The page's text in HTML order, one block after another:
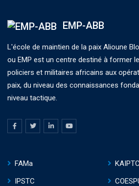
EMP-ABB
L'école de maintien de la paix Alioune
ou EMP est un centre destiné à former
policiers et militaires africains aux
paix, du niveau des connaissances
niveau tactique.
FAMa
KAIPTC
IPSTC